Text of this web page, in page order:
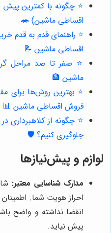
⭐️ چگونه با کمترین
اقساطی ماشین) 🚗
⭐️ راهنمای قدم به قدم
اقساطی ماشین 📝
⭐️ صفر تا صد مراحل
ماشین 🏦
⭐️ بهترین روش‌ها برای
فروش اقساطی ماشین 📊
⭐️ چگونه از
جلوگیری کنیم؟ 🛡️
لوازم و پیش‌نیازها
مدارک شناسایی معتبر:
احراز هویت شما.
انقضا نداشته و واضح
پیش نیاید.